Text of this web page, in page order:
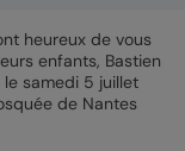
heureux de vous
enfants, Bastien
samedi 5 juillet
de Nantes